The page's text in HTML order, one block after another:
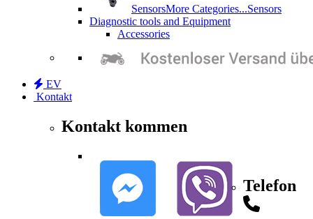
SensorsMore Categories...Sensors
Diagnostic tools and Equipment
Accessories
EV
Kontakt
Kontakt kommen
Telefon